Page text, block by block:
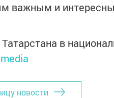
важным и
Татарстана в
новости